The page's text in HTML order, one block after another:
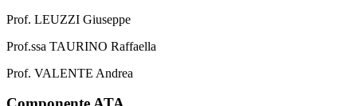
Prof. LEUZZI Giuseppe
Prof.ssa TAURINO Raffaella
Prof. VALENTE Andrea